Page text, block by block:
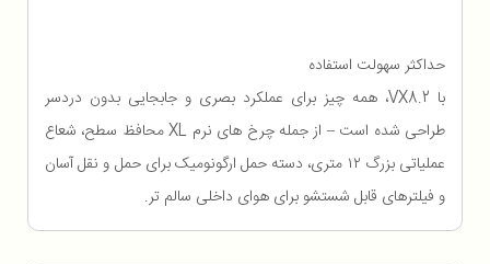
حداکثر سهولت استفاده
با VX8.2، همه چیز برای عملکرد بصری و جابجایی بدون دردسر
طراحی شده است – از جمله چرخ های نرم XL محافظ سطح، شعاع
عملیاتی بزرگ ۱۲ متری، دسته حمل ارگونومیک برای حمل و نقل آسان
و فیلترهای قابل شستشو برای هوای داخلی سالم تر.